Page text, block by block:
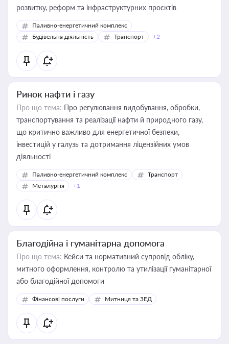
розвитку, реформ та інфраструктурних проєктів
Паливно-енергетичний комплекс
Будівельна діяльність
Транспорт +2
Ринок нафти і газу
Про що тема: Про регулювання видобування, обробки,
транспортування та реалізації нафти й природного газу,
що критично важливо для енергетичної безпеки,
інвестицій у галузь та дотримання ліцензійних умов
діяльності
Паливно-енергетичний комплекс
Транспорт
Металургія
+1
Благодійна і гуманітарна допомога
Про що тема: Кейси та нормативний супровід обліку,
митного оформлення, контролю та утилізації гуманітарної
або благодійної допомоги
Фінансові послуги Митниця та ЗЕД